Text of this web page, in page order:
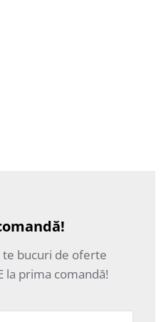
bucuri de oferte
la prima comandă!